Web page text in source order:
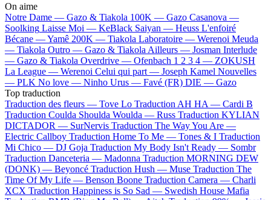
On aime
Notre Dame — Gazo & Tiakola 100K — Gazo Casanova —
Soolking Laisse Moi — KeBlack Saiyan — Heuss L'enfoiré
Bécane —Yamê 200K — Tiakola Laboratoire — Werenoi Meuda
— Tiakola Outro — Gazo & Tiakola Ailleurs — Josman Interlude
— Gazo & Tiakola Overdrive — Ofenbach 1 2 3 4 — ZOKUSH
La League — Werenoi Celui qui part — Joseph Kamel Nouvelles
— PLK No love — Ninho Urus — Favé (FR) DIE — Gazo
Top traduction
Traduction des fleurs — Tove Lo Traduction AH HA — Cardi B
Traduction Coulda Shoulda Woulda — Russ Traduction KYLIAN
DICTADOR — SurNervis Traduction The Way You Are —
Electric Callboy Traduction Home To Me — Tones & I Traduction
Mi Chico — DJ Goja Traduction My Body Isn't Ready — Sombr
Traduction Danceteria — Madonna Traduction MORNING DEW
(DONK) — Beyoncé Traduction Hush — Muse Traduction The
Time Of My Life — Benson Boone Traduction Camera — Charli
XCX Traduction Happiness is So Sad — Swedish House Mafia